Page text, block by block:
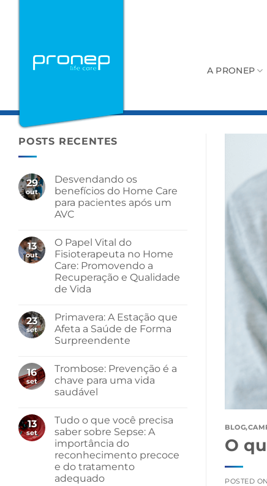
A PRONEP
POSTS RECENTES
29
out
Desvendando os
benefícios do Home Care
para pacientes após um
AVC
13
out
O Papel Vital do
Fisioterapeuta no Home
Care: Promovendo a
Recuperação e Qualidade
de Vida
23
set
Primavera: A Estação que
Afeta a Saúde de Forma
Surpreendente
16
set
Trombose: Prevenção é a
chave para uma vida
saudável
13
set
Tudo o que você precisa
saber sobre Sepse: A
importância do
reconhecimento precoce
e do tratamento
adequado
BLOG,
O
POSTED ON